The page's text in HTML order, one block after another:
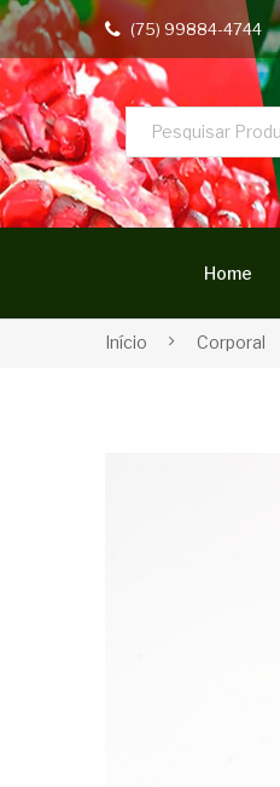
(75) 99884-4744
Home
Início Corporal